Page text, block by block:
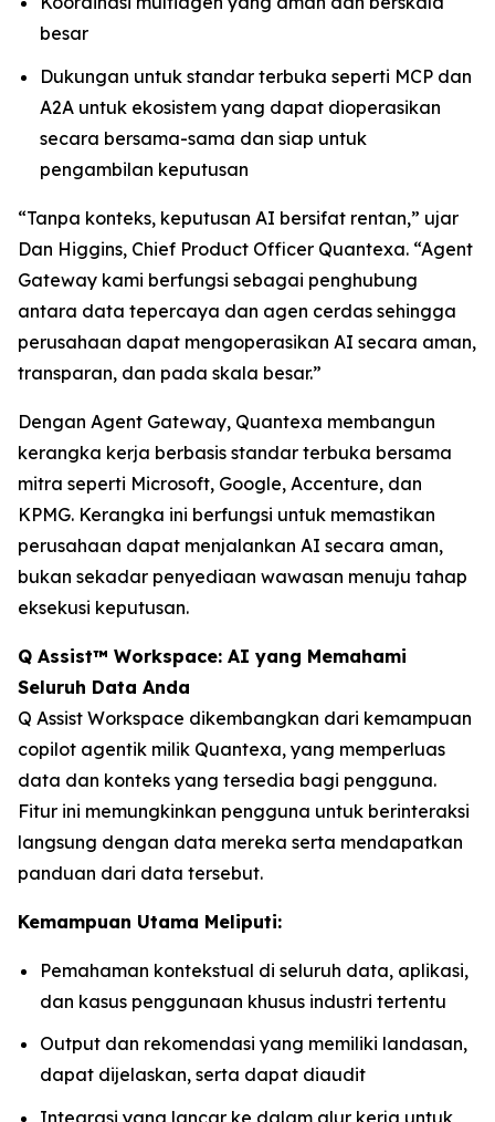
besar
Dukungan untuk standar terbuka seperti MCP dan
A2A untuk ekosistem yang dapat dioperasikan
secara bersama-sama dan siap untuk
pengambilan keputusan
“Tanpa konteks, keputusan AI bersifat rentan,” ujar
Dan Higgins, Chief Product Officer Quantexa. “Agent
Gateway kami berfungsi sebagai penghubung
antara data tepercaya dan agen cerdas sehingga
perusahaan dapat mengoperasikan AI secara aman,
transparan, dan pada skala besar.”
Dengan Agent Gateway, Quantexa membangun
kerangka kerja berbasis standar terbuka bersama
mitra seperti Microsoft, Google, Accenture, dan
KPMG. Kerangka ini berfungsi untuk memastikan
perusahaan dapat menjalankan AI secara aman,
bukan sekadar penyediaan wawasan menuju tahap
eksekusi keputusan.
Q Assist™ Workspace: AI yang Memahami
Seluruh Data Anda
Q Assist Workspace dikembangkan dari kemampuan
copilot agentik milik Quantexa, yang memperluas
data dan konteks yang tersedia bagi pengguna.
Fitur ini memungkinkan pengguna untuk berinteraksi
langsung dengan data mereka serta mendapatkan
panduan dari data tersebut.
Kemampuan Utama Meliputi:
Pemahaman kontekstual di seluruh data, aplikasi,
dan kasus penggunaan khusus industri tertentu
Output dan rekomendasi yang memiliki landasan,
dapat dijelaskan, serta dapat diaudit